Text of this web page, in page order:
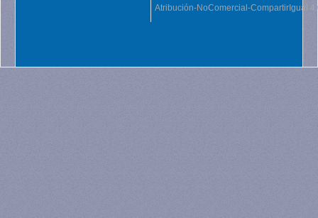
Atribución-NoComercial-CompartirIgual